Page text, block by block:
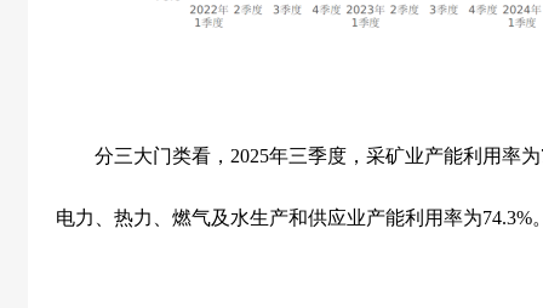
分三大门类看， 2025年三季度，采矿业产能利用率为
电力、热力、燃气及水生产和供应业产能利用率为74.3%